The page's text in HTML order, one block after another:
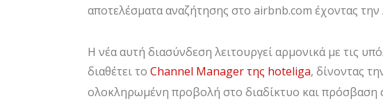
αποτελέσματα αναζήτησης στο airbnb.com έχοντας την
Η νέα αυτή διασύνδεση λειτουργεί αρμονικά με τις
διαθέτει το Channel Manager της hoteliga, δίνοντας
ολοκληρωμένη προβολή στο διαδίκτυο και πρόσβαση